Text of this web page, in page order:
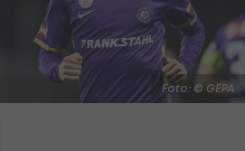
Foto: © GEPA